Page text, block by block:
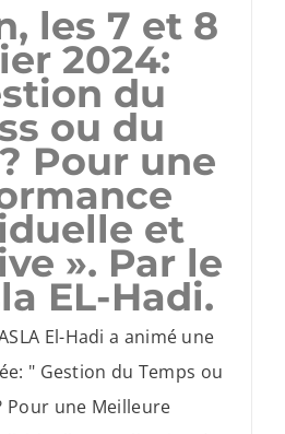
les 7 et 8
2024:
du
ou du
Pour une
et
». Par le
EL-Hadi.
El-Hadi a animé une
" Gestion du Temps ou
Pour une Meilleure